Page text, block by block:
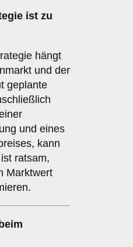
ist zu
hängt
und der
geplante
und eines
kann
ratsam,
Marktwert